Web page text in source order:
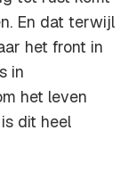
En dat terwijl
het front in
in
het leven
dit heel